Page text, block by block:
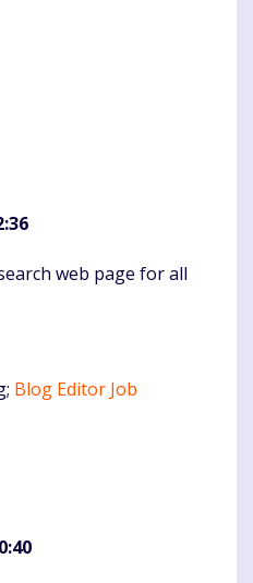
web page for all
Blog Editor Job